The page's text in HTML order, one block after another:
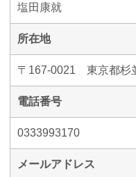
塩田康就
所在地
〒167-0021 東京都杉
電話番号
0333993170
メールアドレス